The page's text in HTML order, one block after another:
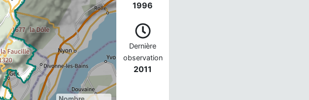
1996
Dernière
observation
2011